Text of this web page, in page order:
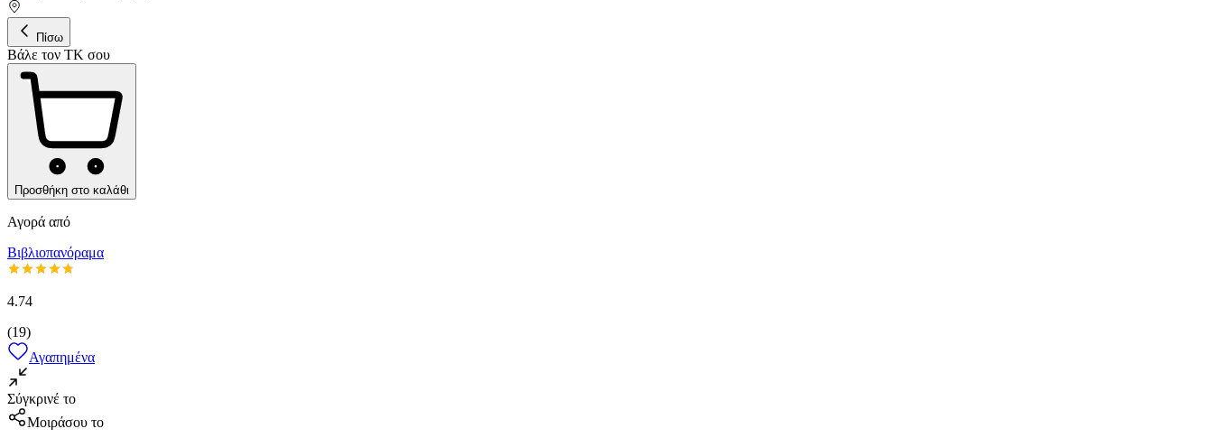
Πίσω
Βάλε τον ΤΚ σου
Προσθήκη στο καλάθι
Αγορά από
Βιβλιοπανόραμα
4.74
(19)
Αγαπημένα
Σύγκρινέ το
Μοιράσου το